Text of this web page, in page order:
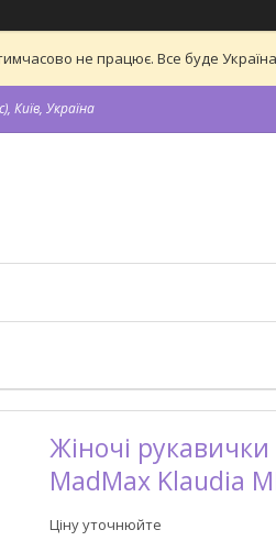
не працює. Все буде
Київ, Україна
Жіночі рукавички
MadMax Klaudia
Ціну уточнюйте